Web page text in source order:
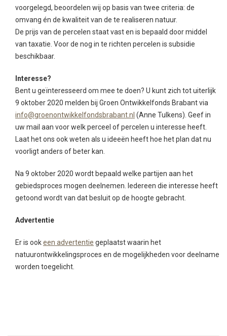
voorgelegd, beoordelen wij op basis van twee criteria: de
omvang én de kwaliteit van de te realiseren natuur.
De prijs van de percelen staat vast en is bepaald door middel
van taxatie. Voor de nog in te richten percelen is subsidie
beschikbaar.
Interesse?
Bent u geïnteresseerd om mee te doen? U kunt zich tot uiterlijk
9 oktober 2020 melden bij Groen Ontwikkelfonds Brabant via
info@groenontwikkelfondsbrabant.nl (Anne Tulkens). Geef in
uw mail aan voor welk perceel of percelen u interesse heeft.
Laat het ons ook weten als u ideeën heeft hoe het plan dat nu
voorligt anders of beter kan.
Na 9 oktober 2020 wordt bepaald welke partijen aan het
gebiedsproces mogen deelnemen. Iedereen die interesse heeft
getoond wordt van dat besluit op de hoogte gebracht.
Advertentie
Er is ookeen advertentie geplaatst waarin het
natuurontwikkelingsproces en de mogelijkheden voor deelname
worden toegelicht.